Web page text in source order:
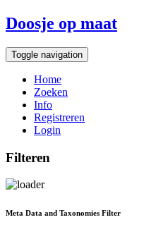
Doosje op maat
Toggle navigation
Home
Zoeken
Info
Registreren
Login
Filteren
Meta Data and Taxonomies Filter